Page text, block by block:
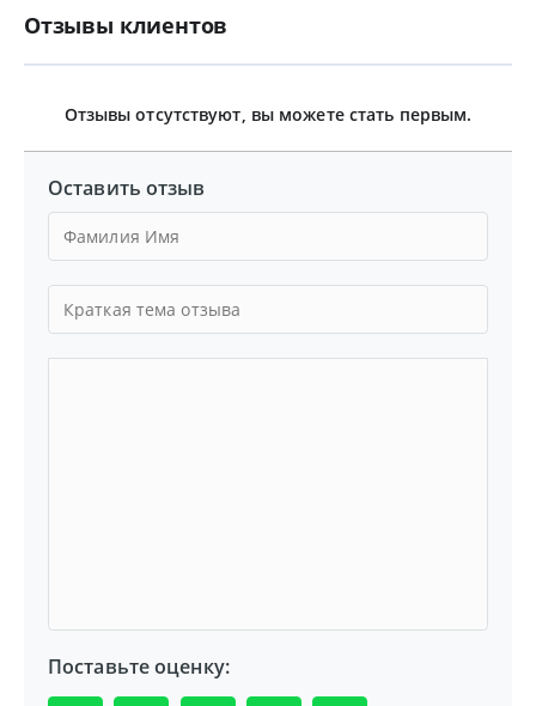
Отзывы клиентов
Отзывы отсутствуют, вы можете стать первым.
Оставить отзыв
Поставьте оценку: